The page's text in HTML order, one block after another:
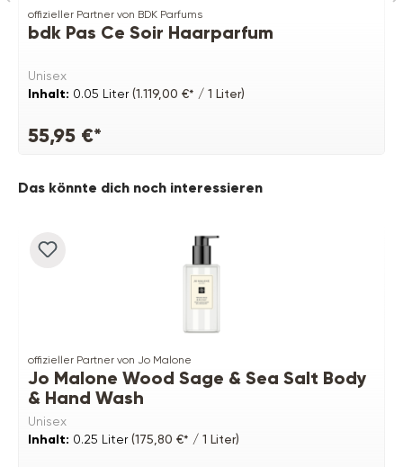
offizieller Partner von BDK Parfums
bdk Pas Ce Soir Haarparfum
Unisex
Inhalt: 0.05 Liter(1.119,00 €* / 1 Liter)
55,95 €*
Produktgalerie überspringen
Das könnte dich noch interessieren
offizieller Partner von Jo Malone
Jo Malone Wood Sage & Sea Salt Body
& Hand Wash
Unisex
Inhalt: 0.25 Liter(175,80 €* / 1 Liter)